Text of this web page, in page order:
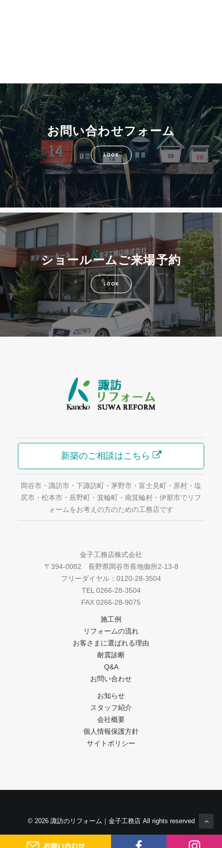
お問い合わせフォーム
LOOK
ショールームご来場予約
LOOK
新築のご相談はこちら
岡谷市・諏訪市・下諏訪町・茅野市・富士見町・原村・塩
尻市・松本市・辰野町・箕輪町・南箕輪村・伊那市でリフ
ォームをお考えの方のための工務店です
金子工務店株式会社
〒394-0082 長野県岡谷市長地御所2-13-8
フリーダイヤル：0120-28-3504
TEL 0266-28-3504
FAX 0266-28-9075
施工例
リフォームの流れ
お客さまに選ばれる理由
耐震診断
Q&A
お問い合わせ
お知らせ
スタッフ紹介
会社概要
個人情報保護方針
サイトポリシー
© 2026 諏訪のリフォーム｜金子工務店 All rights reserved